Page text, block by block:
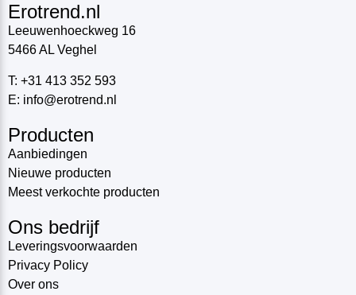
Erotrend.nl
Leeuwenhoeckweg 16
5466 AL Veghel
T: +31 413 352 593
E: info@erotrend.nl
Producten
Aanbiedingen
Nieuwe producten
Meest verkochte producten
Ons bedrijf
Leveringsvoorwaarden
Privacy Policy
Over ons